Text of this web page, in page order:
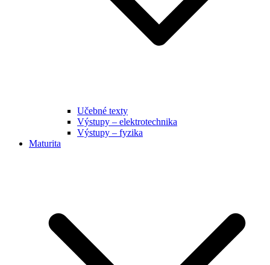
Učebné texty
Výstupy – elektrotechnika
Výstupy – fyzika
Maturita